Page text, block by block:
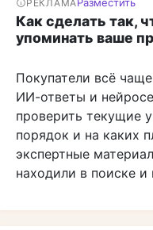
РЕКЛАМАРазместить
Как сделать так,
упоминать ваше
Покупатели всё
ИИ-ответы и
проверить текущие
порядок и на каких
экспертные
находили в поиске и